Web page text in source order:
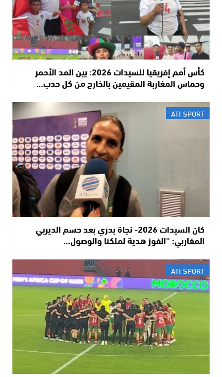
كأس أمم إفريقيا للسيدات 2026: بين المد الأحمر
وحماس المغاربة المقيمين بالخارج من كل حدب…
ATI SPORT
كان السيدات 2026- نجاة بدري بعد حسم الديربي
المغاربي: “الفوز هدية لملكنا والوصول…
ATI SPORT